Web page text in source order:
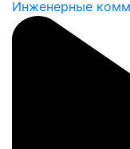
Инженерные